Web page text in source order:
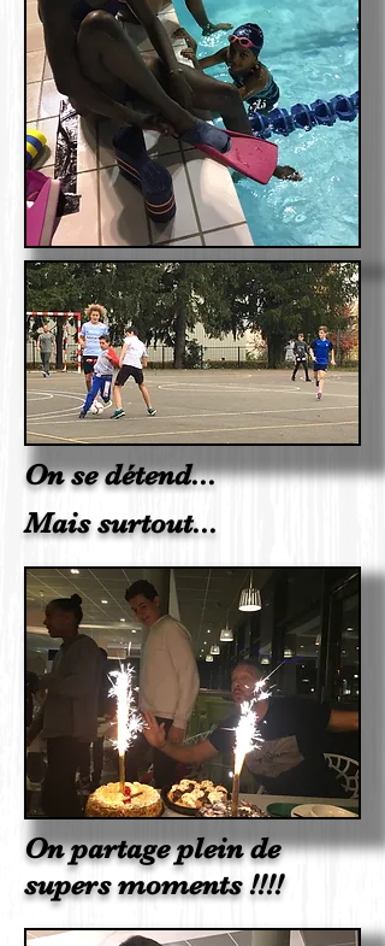
On se détend...
Mais surtout...
On partage plein de
supers moments !!!!